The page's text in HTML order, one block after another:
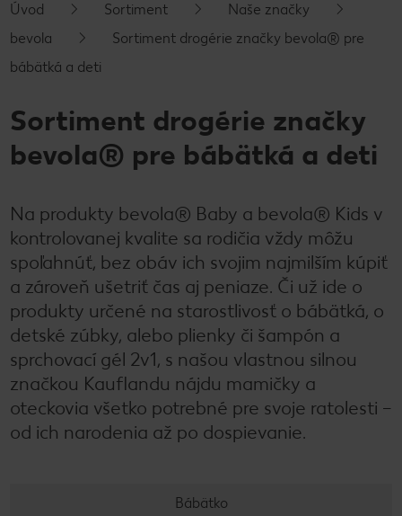
Úvod Sortiment
Naše značky
bevola
Sortiment drogérie značky bevola® pre
bábätká a deti
Sortiment drogérie značky
bevola® pre bábätká a deti
Na produkty bevola® Baby a bevola® Kids v
kontrolovanej kvalite sa rodičia vždy môžu
spoľahnúť, bez obáv ich svojim najmilším kúpiť
a zároveň ušetriť čas aj peniaze. Či už ide o
produkty určené na starostlivosť o bábätká, o
detské zúbky, alebo plienky či šampón a
sprchovací gél 2v1, s našou vlastnou silnou
značkou Kauflandu nájdu mamičky a
oteckovia všetko potrebné pre svoje ratolesti –
od ich narodenia až po dospievanie.
Bábätko